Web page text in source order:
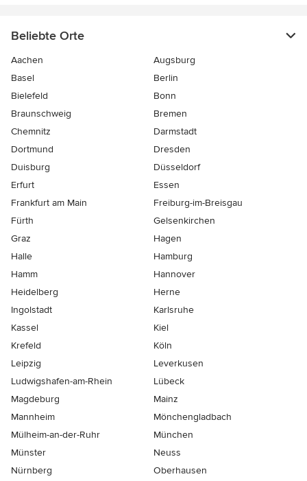
Beliebte Orte
Aachen
Augsburg
Basel
Berlin
Bielefeld
Bonn
Braunschweig
Bremen
Chemnitz
Darmstadt
Dortmund
Dresden
Duisburg
Düsseldorf
Erfurt
Essen
Frankfurt am Main
Freiburg-im-Breisgau
Fürth
Gelsenkirchen
Graz
Hagen
Halle
Hamburg
Hamm
Hannover
Heidelberg
Herne
Ingolstadt
Karlsruhe
Kassel
Kiel
Krefeld
Köln
Leipzig
Leverkusen
Ludwigshafen-am-Rhein
Lübeck
Magdeburg
Mainz
Mannheim
Mönchen­gladbach
Mülheim-an-der-Ruhr
München
Münster
Neuss
Nürnberg
Oberhausen